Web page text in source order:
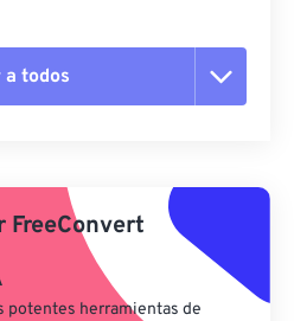
todos
preestablecido
FreeConvert
potentes herramientas de